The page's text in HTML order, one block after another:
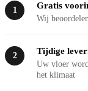
1 Gratis
Wij
2 Tijdige
Uw vloer
het klimaat